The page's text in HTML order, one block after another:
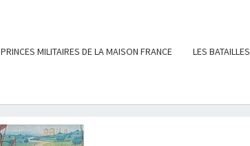
PRINCES MILITAIRES DE LA MAISON FRANCE LES BATAILLES